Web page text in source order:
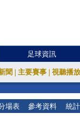
足球資訊
聞 主要賽事 視聽播
場表 參考資料 統